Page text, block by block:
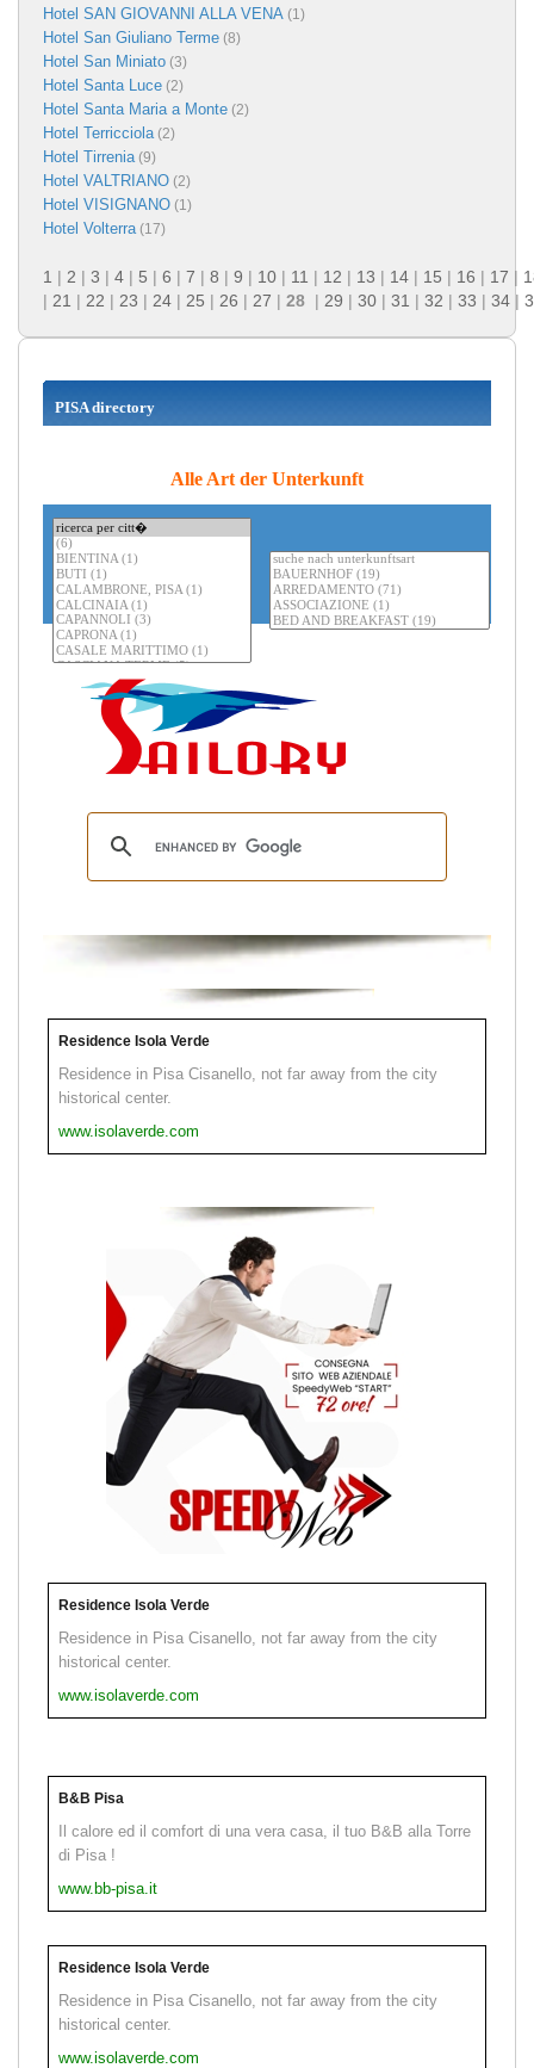
Hotel SAN GIOVANNI ALLA VENA (1)
Hotel San Giuliano Terme (8)
Hotel San Miniato (3)
Hotel Santa Luce (2)
Hotel Santa Maria a Monte (2)
Hotel Terricciola(2)
Hotel Tirrenia(9)
Hotel VALTRIANO (2)
Hotel VISIGNANO (1)
Hotel Volterra(17)
1 | 2 | 3 | 4 | 5 | 6 | 7 | 8 | 9 | 10 | 11 | 12 | 13 | 14 | 15 | 16 | 17 |
| 21 | 22 | 23 | 24 | 25 | 26 | 27 | 28 | 29 | 30 | 31 | 32 | 33 | 34 |
PISA directory
Alle Art der Unterkunft
Residence Isola Verde
Residence in Pisa Cisanello, not far away from the city
historical center.
www.isolaverde.com
Residence Isola Verde
Residence in Pisa Cisanello, not far away from the city
historical center.
www.isolaverde.com
B&B Pisa
Il calore ed il comfort di una vera casa, il tuo B&B alla Torre
di Pisa !
www.bb-pisa.it
Residence Isola Verde
Residence in Pisa Cisanello, not far away from the city
historical center.
www.isolaverde.com